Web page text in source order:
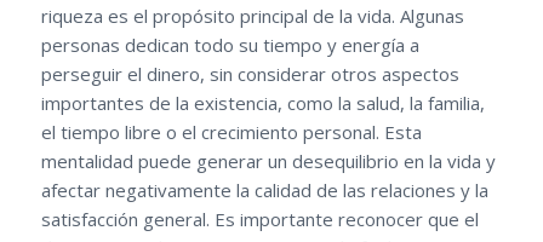
riqueza es el propósito principal de la vida. Algunas
personas dedican todo su tiempo y energía a
perseguir el dinero, sin considerar otros aspectos
importantes de la existencia, como la salud, la familia,
el tiempo libre o el crecimiento personal. Esta
mentalidad puede generar un desequilibrio en la vida y
afectar negativamente la calidad de las relaciones y la
satisfacción general. Es importante reconocer que el